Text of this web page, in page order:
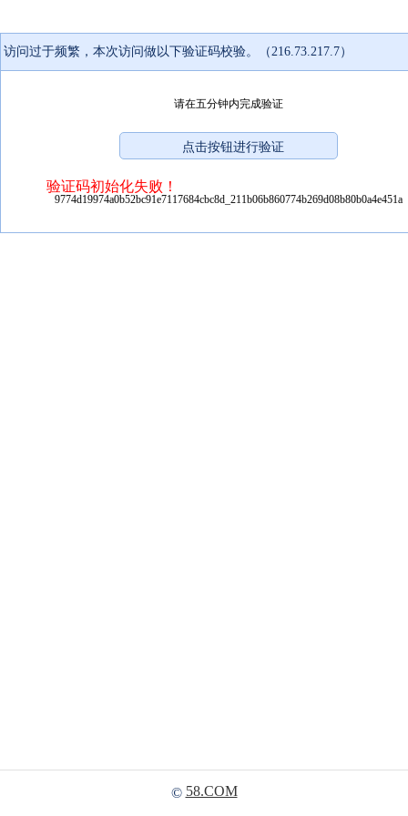
访问过于频繁，本次访问做以下验证码校验。（216.73.217.7）
请在五分钟内完成验证
验证码初始化失败！
9774d19974a0b52bc91e7117684cbc8d_211b06b860774b269d08b80b0a4e451a
© 58.COM